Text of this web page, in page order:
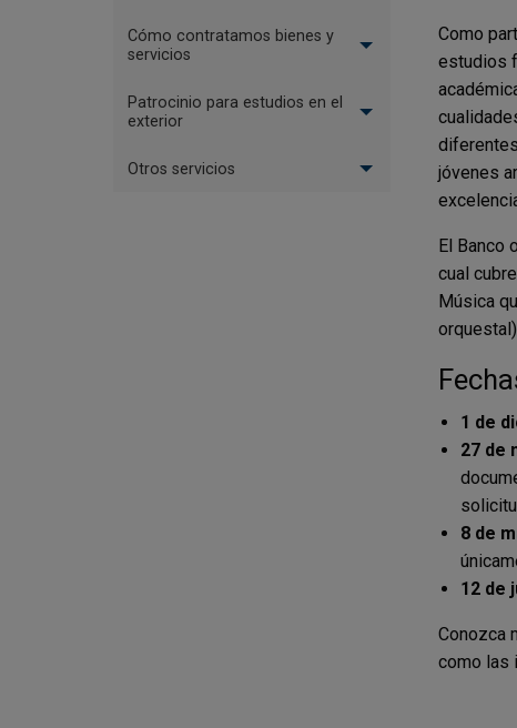
Como
estudios
jóvenes
El Banco
cual
Música
1 de
27 de
8 de
12 de
Conozca
como las
Cómo contratamos bienes y
servicios
Patrocinio para estudios en el
exterior
Otros servicios